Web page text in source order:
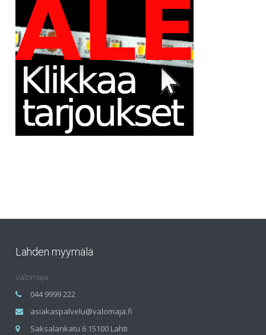
Lahden myymälä
Valomaja
044 9999 222
asiakaspalvelu@valomaja.fi
Saksalankatu 6 15100 Lahti